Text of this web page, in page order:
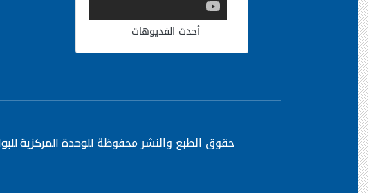
أحدث الفديوهات
حقوق الطبع والنشر محفوظةللوحدة المركزية